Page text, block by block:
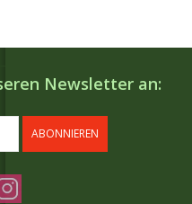
Newsletter an:
ABONNIEREN